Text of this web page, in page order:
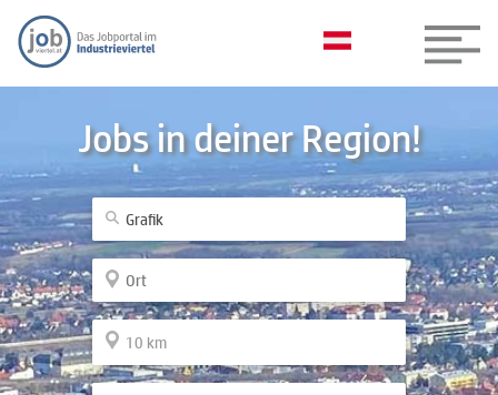
Jobs in deiner Region!